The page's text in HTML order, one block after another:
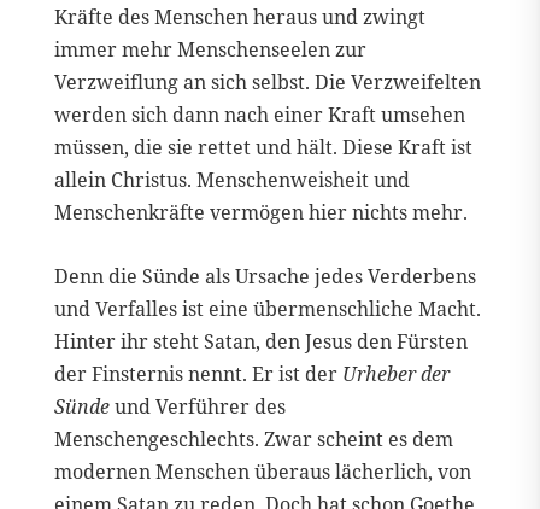
Kräfte des Menschen heraus und zwingt
immer mehr Menschenseelen zur
Verzweiflung an sich selbst. Die Verzweifelten
werden sich dann nach einer Kraft umsehen
müssen, die sie rettet und hält. Diese Kraft ist
allein Christus. Menschenweisheit und
Menschenkräfte vermögen hier nichts mehr.
Denn die Sünde als Ursache jedes Verderbens
und Verfalles ist eine übermenschliche Macht.
Hinter ihr steht Satan, den Jesus den Fürsten
der Finsternis nennt. Er ist der Urheber der
Sündeund Verführer des
Menschengeschlechts. Zwar scheint es dem
modernen Menschen überaus lächerlich, von